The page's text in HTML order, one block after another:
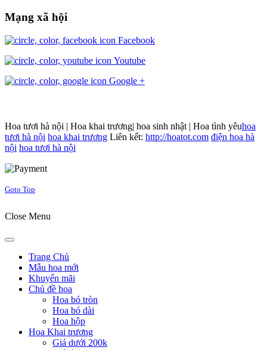
Mạng xã hội
Facebook
Youtube
Google +
Hoa tươi hà nội | Hoa khai trương| hoa sinh nhật | Hoa tình yêuhoa
tươi hà nội hoa khai trương Liên kết: http://hoatot.com điện hoa hà
nội hoa tươi hà nội
Goto Top
Close Menu
Trang Chủ
Mẫu hoa mới
Khuyến mãi
Chủ đề hoa
Hoa bó tròn
Hoa bó dài
Hoa hộp
Hoa Khai trương
Giá dưới 200k